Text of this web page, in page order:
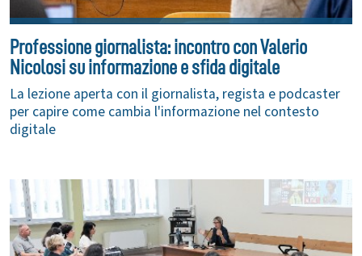
Professione giornalista: incontro con Valerio
Nicolosi su informazione e sfida digitale
La lezione aperta con il giornalista, regista e podcaster
per capire come cambia l'informazione nel contesto
digitale